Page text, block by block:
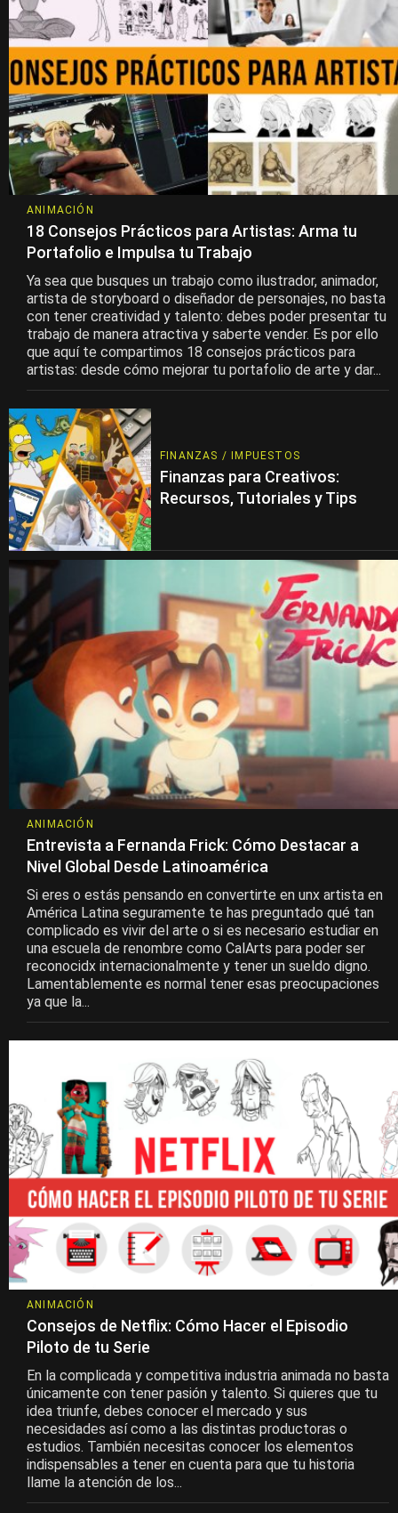
ANIMACIÓN
18 Consejos Prácticos para Artistas: Arma tu
Portafolio e Impulsa tu Trabajo
Ya sea que busques un trabajo como ilustrador, animador,
artista de storyboard o diseñador de personajes, no basta
con tener creatividad y talento: debes poder presentar tu
trabajo de manera atractiva y saberte vender. Es por ello
que aquí te compartimos 18 consejos prácticos para
artistas: desde cómo mejorar tu portafolio de arte y dar...
FINANZAS / IMPUESTOS
Finanzas para Creativos:
Recursos, Tutoriales y Tips
ANIMACIÓN
Entrevista a Fernanda Frick: Cómo Destacar a
Nivel Global Desde Latinoamérica
Si eres o estás pensando en convertirte en unx artista en
América Latina seguramente te has preguntado qué tan
complicado es vivir del arte o si es necesario estudiar en
una escuela de renombre como CalArts para poder ser
reconocidx internacionalmente y tener un sueldo digno.
Lamentablemente es normal tener esas preocupaciones
ya que la...
ANIMACIÓN
Consejos de Netflix: Cómo Hacer el Episodio
Piloto de tu Serie
En la complicada y competitiva industria animada no basta
únicamente con tener pasión y talento. Si quieres que tu
idea triunfe, debes conocer el mercado y sus
necesidades así como a las distintas productoras o
estudios. También necesitas conocer los elementos
indispensables a tener en cuenta para que tu historia
llame la atención de los...